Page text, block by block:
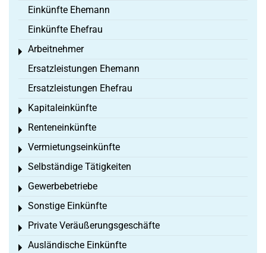
Einkünfte Ehemann
Einkünfte Ehefrau
Arbeitnehmer
Toggle menu
Ersatzleistungen Ehemann
Ersatzleistungen Ehefrau
Kapitaleinkünfte
Toggle menu
Renteneinkünfte
Toggle menu
Vermietungseinkünfte
Toggle menu
Selbständige Tätigkeiten
Toggle menu
Gewerbebetriebe
Toggle menu
Sonstige Einkünfte
Toggle menu
Private Veräußerungsgeschäfte
Toggle menu
Ausländische Einkünfte
Toggle menu